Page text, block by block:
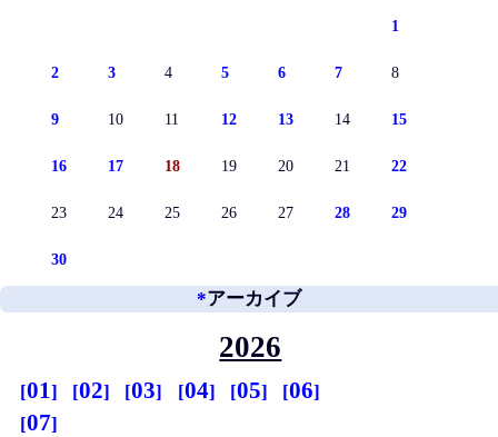
1
2 3 4 5 6 7 8
9 10 11 12 13 14 15
16 17 18 19 20 21 22
23 24 25 26 27 28 29
30
*アーカイブ
2026
01 02 03 04 05
06
07